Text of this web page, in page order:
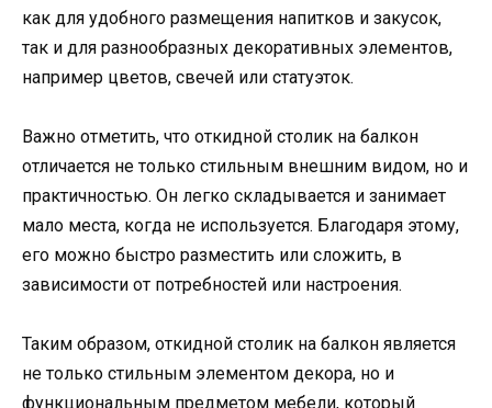
как для удобного размещения напитков и закусок,
так и для разнообразных декоративных элементов,
например цветов, свечей или статуэток.
Важно отметить, что откидной столик на балкон
отличается не только стильным внешним видом, но и
практичностью. Он легко складывается и занимает
мало места, когда не используется. Благодаря этому,
его можно быстро разместить или сложить, в
зависимости от потребностей или настроения.
Таким образом, откидной столик на балкон является
не только стильным элементом декора, но и
функциональным предметом мебели, который